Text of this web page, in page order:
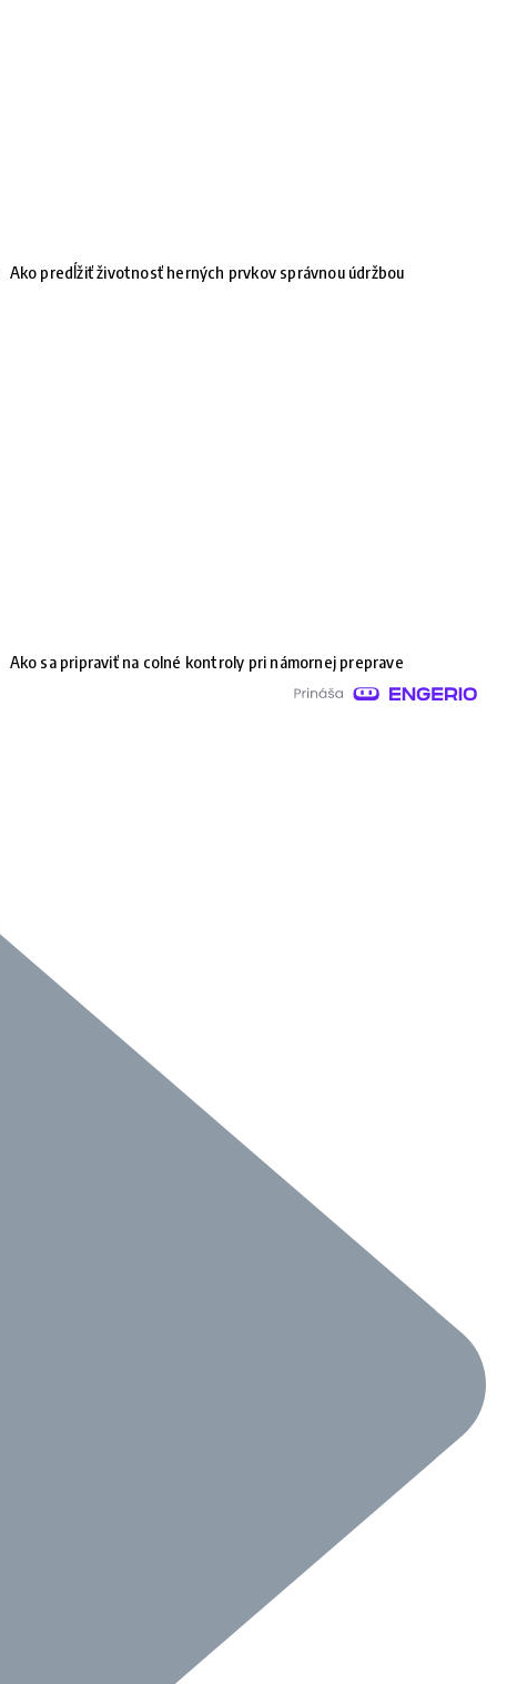
Ako predĺžiť životnosť herných prvkov správnou údržbou
Ako sa pripraviť na colné kontroly pri námornej preprave